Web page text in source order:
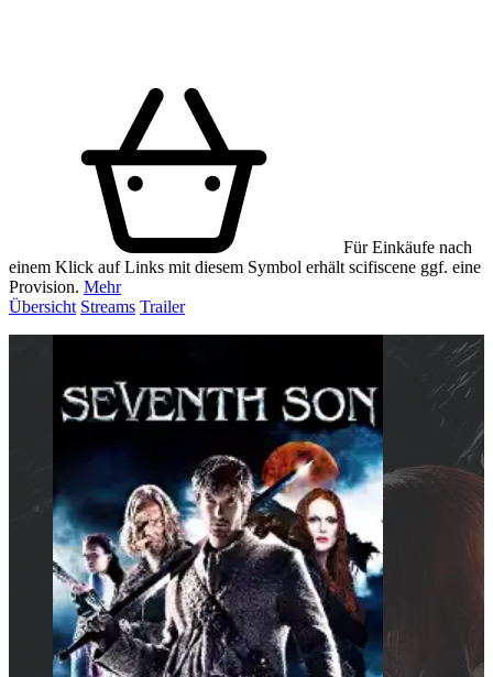
Für Einkäufe nach
einem Klick auf Links mit diesem Symbol erhält scifiscene ggf. eine
Provision. Mehr
Übersicht Streams Trailer